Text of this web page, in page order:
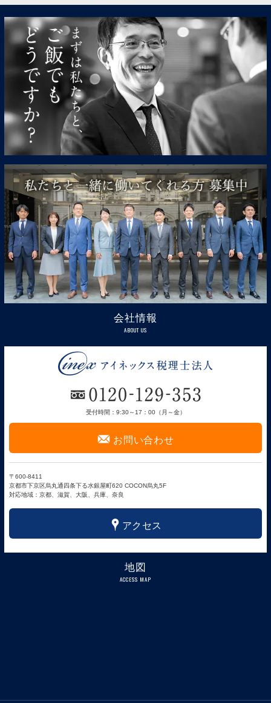
会社情報
ABOUT US
受付時間：9:30～17：00（月～金）
F お問い合わせ
〒600-8411
京都市下京区烏丸通四条下る水銀屋町620 COCON烏丸5F
対応地域：京都、滋賀、大阪、兵庫、奈良
x アクセス
地図
ACCESS MAP